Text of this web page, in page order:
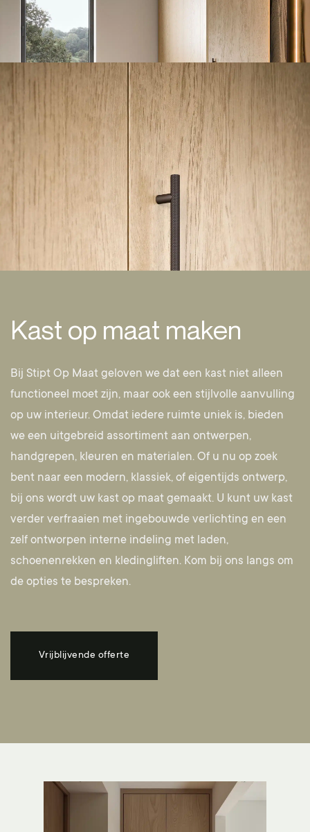
Kast op maat maken
Bij Stipt Op Maat geloven we dat een kast niet alleen
functioneel moet zijn, maar ook een stijlvolle aanvulling
op uw interieur. Omdat iedere ruimte uniek is, bieden
we een uitgebreid assortiment aan ontwerpen,
handgrepen, kleuren en materialen. Of u nu op zoek
bent naar een modern, klassiek, of eigentijds ontwerp,
bij ons wordt uw kast op maat gemaakt. U kunt uw kast
verder verfraaien met ingebouwde verlichting en een
zelf ontworpen interne indeling met laden,
schoenenrekken en kledingliften. Kom bij ons langs om
de opties te bespreken.
Vrijblijvende offerte